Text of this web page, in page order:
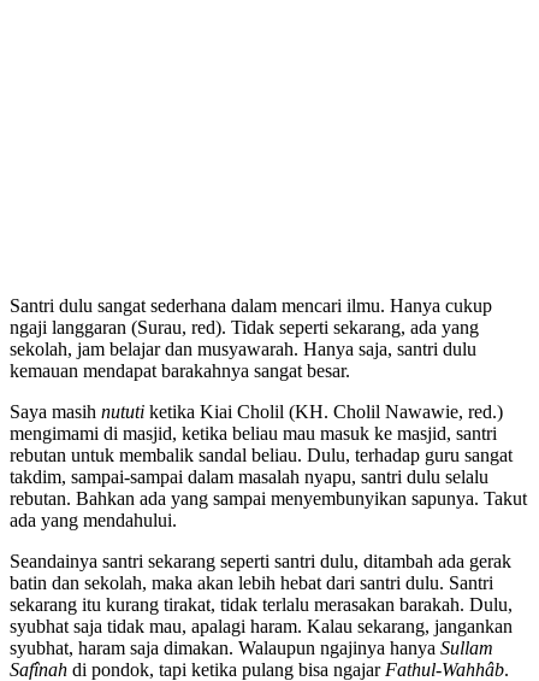
Santri dulu sangat sederhana dalam mencari ilmu. Hanya cukup
ngaji langgaran (Surau, red). Tidak seperti sekarang, ada yang
sekolah, jam belajar dan musyawarah. Hanya saja, santri dulu
kemauan mendapat barakahnya sangat besar.
Saya masih nututi ketika Kiai Cholil (KH. Cholil Nawawie, red.)
mengimami di masjid, ketika beliau mau masuk ke masjid, santri
rebutan untuk membalik sandal beliau. Dulu, terhadap guru sangat
takdim, sampai-sampai dalam masalah nyapu, santri dulu selalu
rebutan. Bahkan ada yang sampai menyembunyikan sapunya. Takut
ada yang mendahului.
Seandainya santri sekarang seperti santri dulu, ditambah ada gerak
batin dan sekolah, maka akan lebih hebat dari santri dulu. Santri
sekarang itu kurang tirakat, tidak terlalu merasakan barakah. Dulu,
syubhat saja tidak mau, apalagi haram. Kalau sekarang, jangankan
syubhat, haram saja dimakan. Walaupun ngajinya hanya Sullam
Safînah di pondok, tapi ketika pulang bisa ngajar Fathul-Wahhâb.